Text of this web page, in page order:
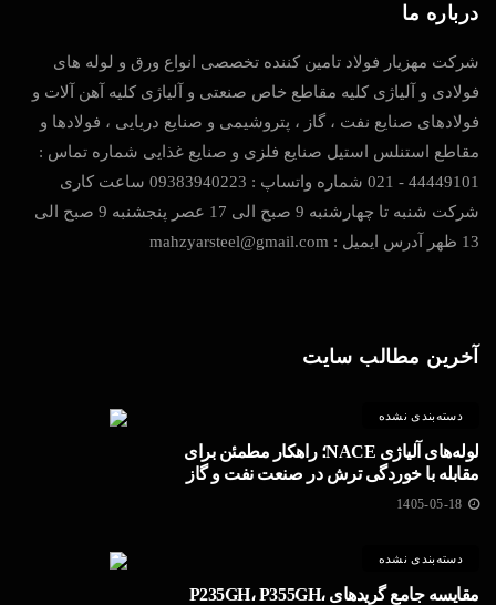
درباره ما
شرکت مهزیار فولاد تامین کننده تخصصی انواع ورق و لوله های
فولادی و آلیاژی کلیه مقاطع خاص صنعتی و آلیاژی کلیه آهن آلات و
فولادهای صنایع نفت ، گاز ، پتروشیمی و صنایع دریایی ، فولادها و
مقاطع استنلس استیل صنایع فلزی و صنایع غذایی شماره تماس :
44449101 - 021 شماره واتساپ : 09383940223 ساعت کاری
شرکت شنبه تا چهارشنبه 9 صبح الی 17 عصر پنجشنبه 9 صبح الی
13 ظهر آدرس ایمیل : mahzyarsteel@gmail.com
آخرین مطالب سایت
دسته‌بندی نشده
لوله‌های آلیاژی NACE؛ راهکار مطمئن برای
مقابله با خوردگی ترش در صنعت نفت و گاز
1405-05-18
دسته‌بندی نشده
مقایسه جامع گریدهای P235GH، P355GH،